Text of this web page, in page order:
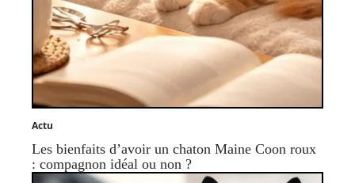
Actu
Les bienfaits d’avoir un chaton Maine Coon roux
: compagnon idéal ou non ?